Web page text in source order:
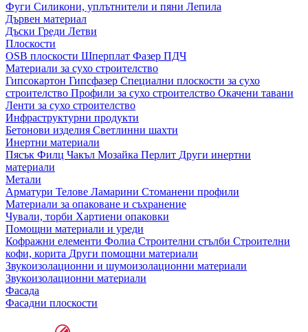
Фуги Силикони, уплътнители и пяни Лепила
Дървен материал
Дъски Греди Летви
Плоскости
OSB плоскости Шперплат Фазер ПДЧ
Материали за сухо строителство
Гипсокартон Гипсфазер Специални плоскости за сухо
строителство Профили за сухо строителство Окачени тавани
Ленти за сухо строителство
Инфраструктурни продукти
Бетонови изделия Светлинни шахти
Инертни материали
Пясък Филц Чакъл Мозайкa Перлит Други инертни
материали
Метали
Арматури Телове Ламарини Стоманени профили
Материали за опаковане и съхранение
Чували, торби Хартиени опаковки
Помощни материали и уреди
Кофражни елементи Фолиа Строителни стълби Строителни
кофи, корита Други помощни материали
Звукоизолационни и шумоизолационни материали
Звукоизолационни материали
Фасада
Фасадни плоскости